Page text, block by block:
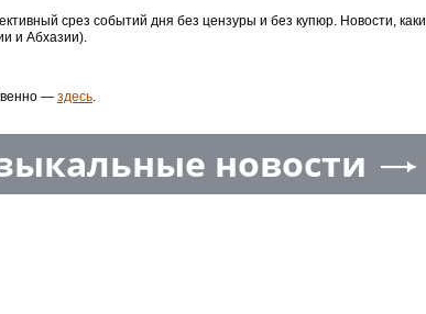
срез событий дня без цензуры и без купюр. Новости,
и Абхазии).
— здесь.
новости